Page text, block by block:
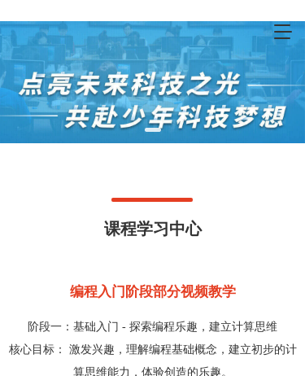
T
o
g
g
l
e
n
a
课程学习中心
编程入门阶段部分视频教学
阶段一：基础入门 - 探索编程乐趣，建立计算思维
核心目标： 激发兴趣，理解编程基础概念，建立初步的计
算思维能力，体验创造的乐趣。